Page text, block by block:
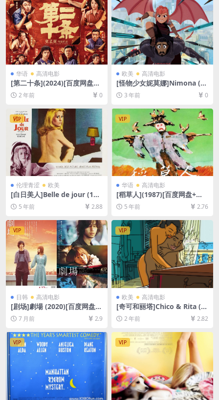
华语 高清电影
[第二十条](2024)[百度网盘
+夸克网盘1080P超清未删减
资源][网盘在线播放/下载][MP
2 年前 0
欧美 高清电影
[怪物少女妮莫娜]Nimona (20
23)[百度网盘+迅雷云盘资源1
080P超清未删减][MP4/2GB]
3 年前 0
VIP
伦理青涩 欧美
[白日美人]Belle de jour (196
7)[百度网盘+迅雷云盘资源10
80P超清未删减][MP4/6.1GB]
[原声中字]
5 年前 2.88
VIP
华语 高清电影
[稻草人](1987)[百度网盘+迅
雷云盘资源高清未删减][MP4/
4.8GB][中英字幕]
5 年前 2.76
VIP
日韩 高清电影
[剧场]劇場 (2020)[百度网盘
+夸克网盘1080P超清未删减
资源][网盘在线播放/下载][MP
4/9GB][中文字幕]
7 月前 2.9
VIP
欧美 高清电影
[奇可和丽塔]Chico & Rita (2
010)[百度网盘+夸克网盘1080
P超清未删减资源][网盘在线播
放/下载][MP4/5.6GB][中文字
幕]
2 年前 2.82
VIP VIP